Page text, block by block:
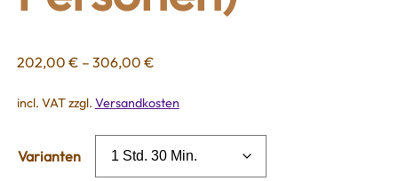
202,00 € – 306,00 €
incl. VATzzgl. Versandkosten
Varianten